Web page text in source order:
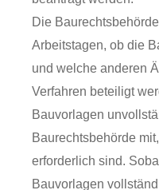
Die
Arbeitstagen, ob die
und welche anderen
Verfahren beteiligt
Bauvorlagen
Baurechtsbehörde
erforderlich sind.
Bauvorlagen